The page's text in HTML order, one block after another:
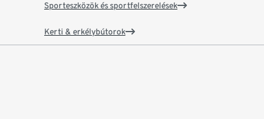
Sporteszközök és sportfelszerelések
Kerti & erkélybútorok